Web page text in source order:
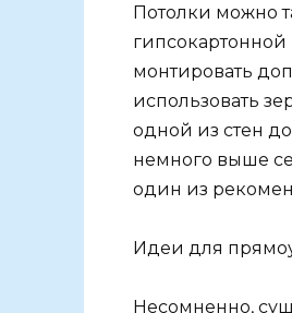
Потолки можно
монтировать
использовать
одной из стен
немного выше
один из
Идеи для
Несомненно,